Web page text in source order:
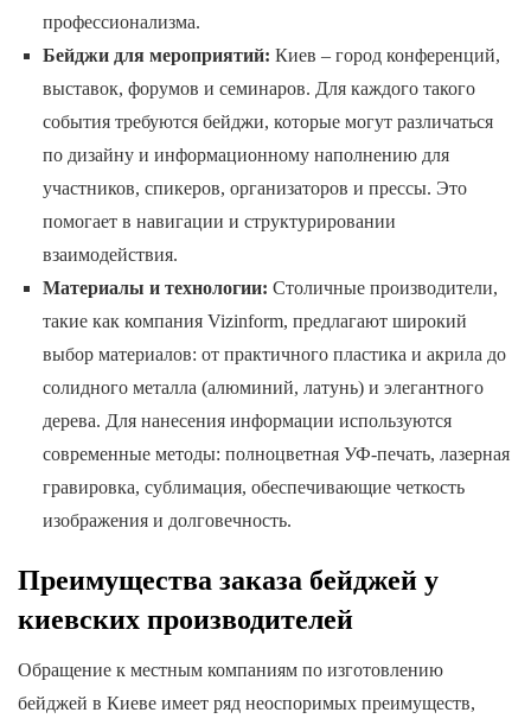
профессионализма.
Бейджи для мероприятий: Киев – город конференций,
выставок, форумов и семинаров. Для каждого такого
события требуются бейджи, которые могут различаться
по дизайну и информационному наполнению для
участников, спикеров, организаторов и прессы. Это
помогает в навигации и структурировании
взаимодействия.
Материалы и технологии: Столичные производители,
такие как компания Vizinform, предлагают широкий
выбор материалов: от практичного пластика и акрила до
солидного металла (алюминий, латунь) и элегантного
дерева. Для нанесения информации используются
современные методы: полноцветная УФ-печать, лазерная
гравировка, сублимация, обеспечивающие четкость
изображения и долговечность.
Преимущества заказа бейджей у
киевских производителей
Обращение к местным компаниям по изготовлению
бейджей в Киеве имеет ряд неоспоримых преимуществ,